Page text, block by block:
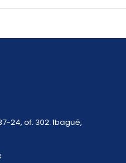
24, of. 302. Ibagué,